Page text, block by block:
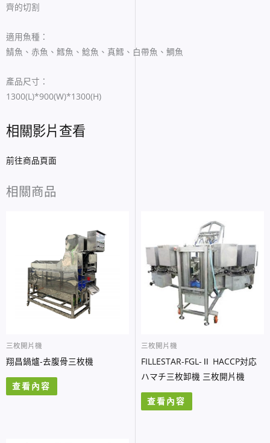
齊的切割
適用魚種：
鯖魚、赤魚、鱈魚、鯰魚、真鱈、白帶魚、鯛魚
產品尺寸：
1300(L)*900(W)*1300(H)
相關影片查看
前往商品頁面
相關商品
三枚開片機
翔昌鍋爐-去腹骨三枚機
查看內容
三枚開片機
FILLESTAR-FGL-Ⅱ HACCP対応
ハマチ三枚卸機 三枚開片機
查看內容